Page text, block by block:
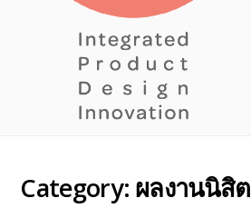
Category: ผลงานนิสิต